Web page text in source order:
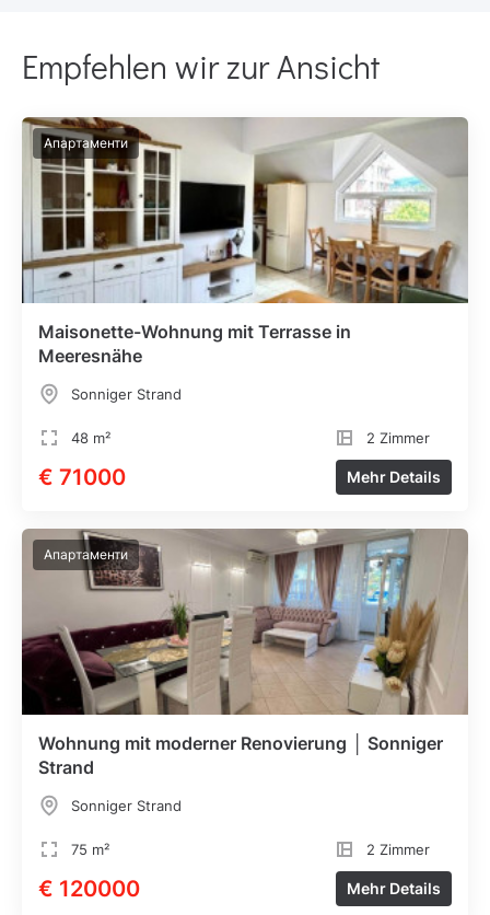
Empfehlen wir zur Ansicht
Апартаменти
Maisonette-Wohnung mit Terrasse in
Meeresnähe
Sonniger Strand
48 m² 2 Zimmer
€ 71000 Mehr Details
Апартаменти
Wohnung mit moderner Renovierung │ Sonniger
Strand
Sonniger Strand
75 m² 2 Zimmer
€ 120000 Mehr Details